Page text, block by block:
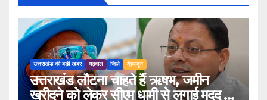
उत्तराखंड की बड़ी खबर गढ़वाल जिले देहरादून
उत्तराखंड लौटना चाहते हैं ऋषभ, जमीन
खरीदने को लेकर सीएम धामी से लगाई मदद की